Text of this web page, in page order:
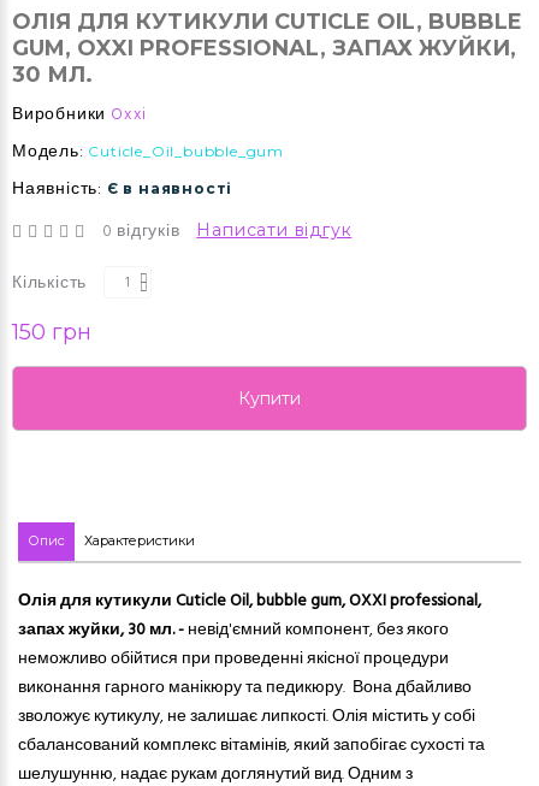
ОЛІЯ ДЛЯ КУТИКУЛИ CUTICLE OIL, BUBBLE
GUM, OXXI PROFESSIONAL, ЗАПАХ ЖУЙКИ,
30 МЛ.
Виробники Oxxi
Модель: Cuticle_Oil_bubble_gum
Наявність: Є в наявності
0 відгуків Написати відгук
Кількість
150 грн
Купити
Опис Характеристики
Олія для кутикули Cuticle Oil, bubble gum, OXXI professional,
запах жуйки, 30 мл. -невід'ємний компонент, без якого
неможливо обійтися при проведенні якісної процедури
виконання гарного манікюру та педикюру. Вона дбайливо
зволожує кутикулу, не залишає липкості. Олія містить у собі
сбалансований комплекс вітамінів, який запобігає сухості та
шелушунню, надає рукам доглянутий вид. Одним з